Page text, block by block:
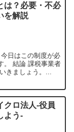
は？必要・不必
を解説
日はこの制度が必
。 結論 課税事業者
きましょう。...
クロ法人-役員
よう-